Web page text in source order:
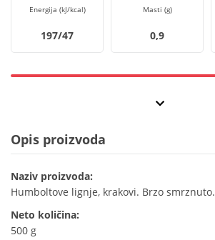
Energija (kJ/kcal)
197/47
Masti (g)
0,9
Opis proizvoda
Naziv proizvoda:
Humboltove lignje, krakovi. Brzo smrznuto.
Neto količina:
500 g